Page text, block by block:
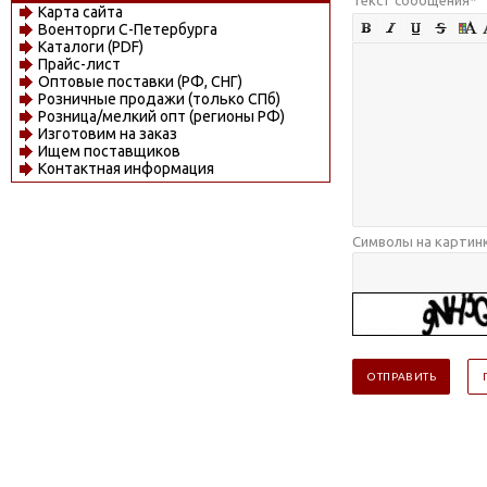
Карта сайта
Военторги С-Петербурга
Каталоги (PDF)
Прайс-лист
Оптовые поставки (РФ, СНГ)
Розничные продажи (только СПб)
Розница/мелкий опт (регионы РФ)
Изготовим на заказ
Ищем поставщиков
Контактная информация
Символы на